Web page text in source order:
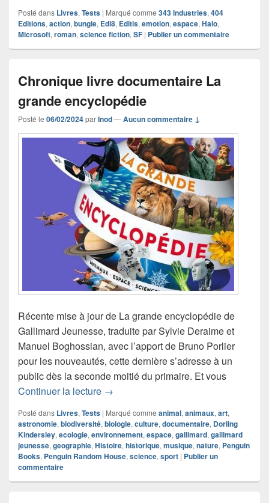
Posté dans Livres, Tests | Marqué comme 343 industries, 404
Editions, action, bungie, Edi8, Editis, emotion, espace, Halo,
Microsoft, roman, science fiction, SF | Publier un commentaire
Chronique livre documentaire La
grande encyclopédie
Posté le 06/02/2024parInod—Aucun commentaire ↓
Récente mise à jour de La grande encyclopédie de
Gallimard Jeunesse, traduite par Sylvie Deraime et
Manuel Boghossian, avec l’apport de Bruno Porlier
pour les nouveautés, cette dernière s’adresse à un
public dès la seconde moitié du primaire. Et vous
Continuer la lecture Chronique livre documentaire La
→
Posté dans Livres, Tests | Marqué comme animal, animaux, art,
astronomie, biodiversité, biologie, culture, documentaire, Dorling
Kindersley, ecologie, environnement, espace, gallimard, gallimard
jeunesse, geographie, Histoire, historique, musique, nature, Penguin
Books, Penguin Random House, science, sport | Publier un
commentaire